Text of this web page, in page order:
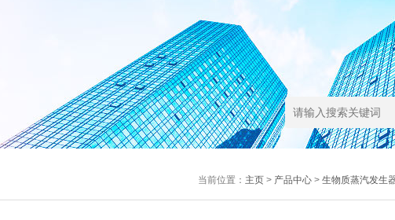
当前位置： 主页> 产品中心> 生物质蒸汽发生